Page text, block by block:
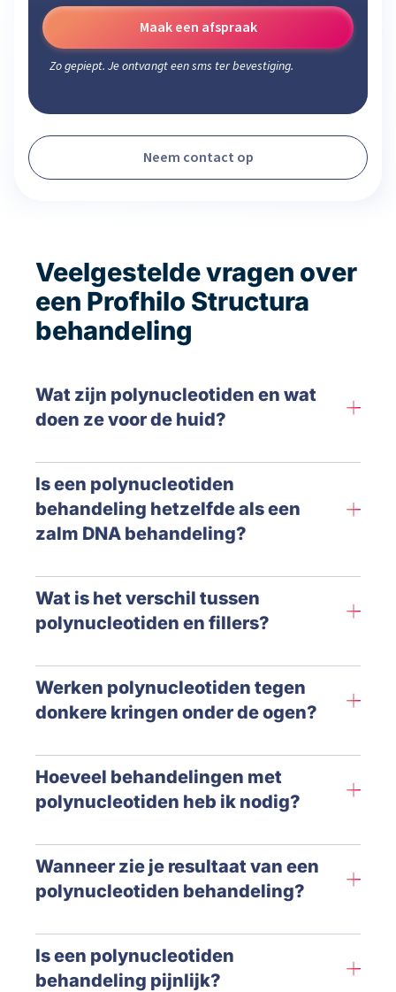
Maak een afspraak
Zo gepiept. Je ontvangt een sms ter bevestiging.
Neem contact op
Veelgestelde vragen over
een Profhilo Structura
behandeling
Wat zijn polynucleotiden en wat
doen ze voor de huid?
Is een polynucleotiden
behandeling hetzelfde als een
zalm DNA behandeling?
Wat is het verschil tussen
polynucleotiden en fillers?
Werken polynucleotiden tegen
donkere kringen onder de ogen?
Hoeveel behandelingen met
polynucleotiden heb ik nodig?
Wanneer zie je resultaat van een
polynucleotiden behandeling?
Is een polynucleotiden
behandeling pijnlijk?